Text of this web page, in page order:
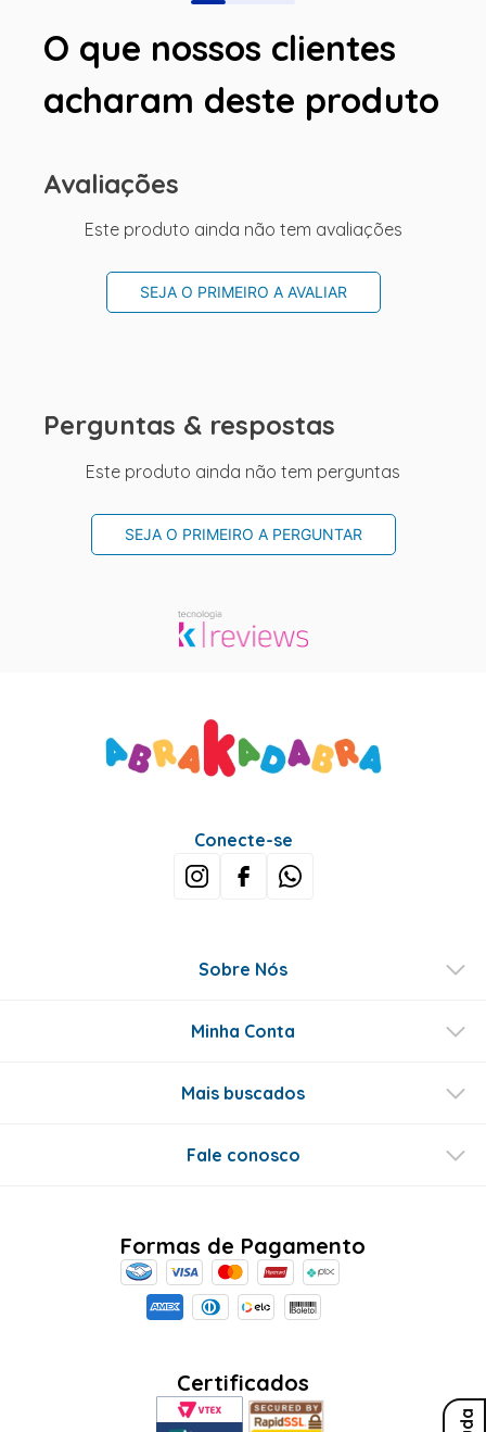
O que nossos clientes
acharam deste produto
Avaliações
Este produto ainda não tem avaliações
SEJA O PRIMEIRO A AVALIAR
Perguntas & respostas
Este produto ainda não tem perguntas
SEJA O PRIMEIRO A PERGUNTAR
Conecte-se
Sobre Nós
Minha Conta
Mais buscados
Fale conosco
Formas de Pagamento
Certificados